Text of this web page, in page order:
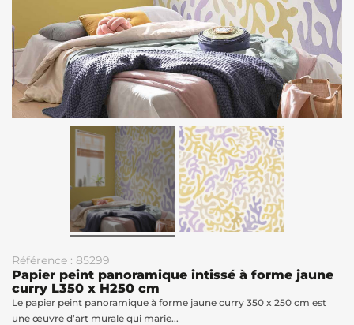
Référence : 85299
Papier peint panoramique intissé à forme jaune
curry L350 x H250 cm
Le papier peint panoramique à forme jaune curry 350 x 250 cm est
une œuvre d’art murale qui marie...